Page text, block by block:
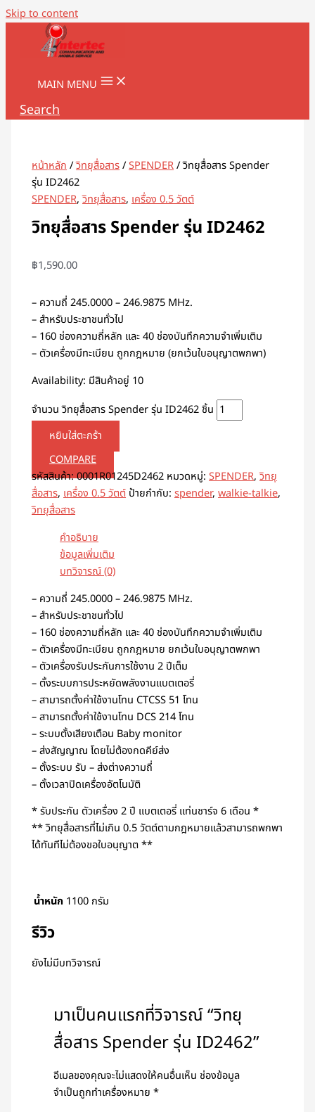
Skip to content
MAIN MENU
Search
หน้าหลัก/วิทยุสื่อสาร/SPENDER/ วิทยุสื่อสาร Spender
รุ่น ID2462
SPENDER,วิทยุสื่อสาร,เครื่อง 0.5 วัตต์
วิทยุสื่อสาร Spender รุ่น ID2462
฿1,590.00
– ความถี่ 245.0000 – 246.9875 MHz.
– สำหรับประชาชนทั่วไป
– 160 ช่องความถี่หลัก และ 40 ช่องบันทึกความจำเพิ่มเติม
– ตัวเครื่องมีทะเบียน ถูกกฎหมาย (ยกเว้นใบอนุญาตพกพา)
Availability: มีสินค้าอยู่ 10
จำนวน วิทยุสื่อสาร Spender รุ่น ID2462 ชิ้น
หยิบใส่ตะกร้า
COMPARE
รหัสสินค้า:0001R01245D2462 หมวดหมู่:SPENDER,วิทยุ
สื่อสาร,เครื่อง 0.5 วัตต์ ป้ายกำกับ:spender,walkie-talkie,
วิทยุสื่อสาร
คำอธิบาย
ข้อมูลเพิ่มเติม
บทวิจารณ์ (0)
– ความถี่ 245.0000 – 246.9875 MHz.
– สำหรับประชาชนทั่วไป
– 160 ช่องความถี่หลัก และ 40 ช่องบันทึกความจำเพิ่มเติม
– ตัวเครื่องมีทะเบียน ถูกกฎหมาย ยกเว้นใบอนุญาตพกพา
– ตัวเครื่องรับประกันการใช้งาน 2 ปีเต็ม
– ตั้งระบบการประหยัดพลังงานแบตเตอรี่
– สามารถตั้งค่าใช้งานโทน CTCSS 51 โทน
– สามารถตั้งค่าใช้งานโทน DCS 214 โทน
– ระบบตั้งเสียงเตือน Baby monitor
– ส่งสัญญาณ โดยไม่ต้องกดคีย์ส่ง
– ตั้งระบบ รับ – ส่งต่างความถี่
– ตั้งเวลาปิดเครื่องอัตโนมัติ
* รับประกัน ตัวเครื่อง 2 ปี แบตเตอรี่ แท่นชาร์จ 6 เดือน *
** วิทยุสื่อสารที่ไม่เกิน 0.5 วัตต์ตามกฎหมายแล้วสามารถพกพา
ได้ทันทีไม่ต้องขอใบอนุญาต **
น้ำหนัก 1100 กรัม
รีวิว
ยังไม่มีบทวิจารณ์
มาเป็นคนแรกที่วิจารณ์ “วิทยุ
สื่อสาร Spender รุ่น ID2462”
อีเมลของคุณจะไม่แสดงให้คนอื่นเห็น ช่องข้อมูล
จำเป็นถูกทำเครื่องหมาย*